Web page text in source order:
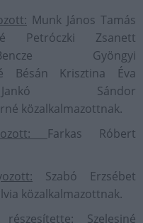
Munk János Tamás
Petróczki Zsanett
Gyöngyi
Bésán Krisztina Éva
Jankó Sándor
közalkalmazottnak.
Farkas Róbert
Szabó Erzsébet
közalkalmazottnak.
Szelesiné